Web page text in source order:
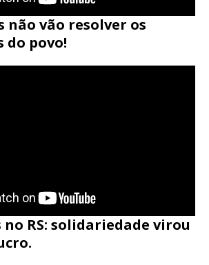
não vão resolver os
do povo!
no RS: solidariedade virou